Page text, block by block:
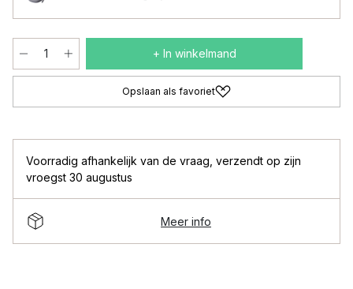
+ In winkelmand
Opslaan als favoriet
Voorradig afhankelijk van de vraag verzendt op zijn
vroegst 30 augustus
Meer info